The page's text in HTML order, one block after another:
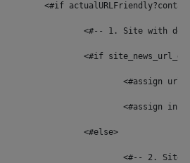
<#if
<#-- 1. Site
<#if
<#assign
<#assign
					<#else>
<#-- 2.